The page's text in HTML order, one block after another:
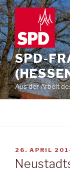
Zum
Inhalt
springen
SPD-
Aus der Arbeit
AM
26. APRIL